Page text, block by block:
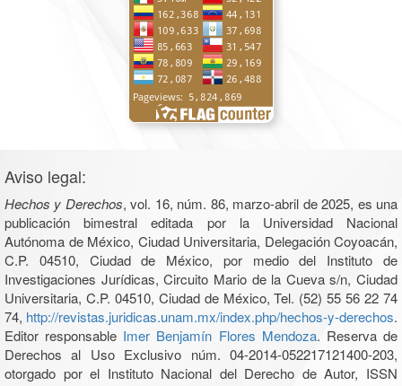
Aviso legal:
Hechos y Derechos, vol. 16, núm. 86, marzo-abril de 2025, es una
publicación bimestral editada por la Universidad Nacional
Autónoma de México, Ciudad Universitaria, Delegación Coyoacán,
C.P. 04510, Ciudad de México, por medio del Instituto de
Investigaciones Jurídicas, Circuito Mario de la Cueva s/n, Ciudad
Universitaria, C.P. 04510, Ciudad de México, Tel. (52) 55 56 22 74
74, http://revistas.juridicas.unam.mx/index.php/hechos-y-derechos.
Editor responsable Imer Benjamín Flores Mendoza. Reserva de
Derechos al Uso Exclusivo núm. 04-2014-052217121400-203,
otorgado por el Instituto Nacional del Derecho de Autor, ISSN